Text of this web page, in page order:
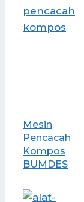
Mesin
Pencacah
Kompos
BUMDES